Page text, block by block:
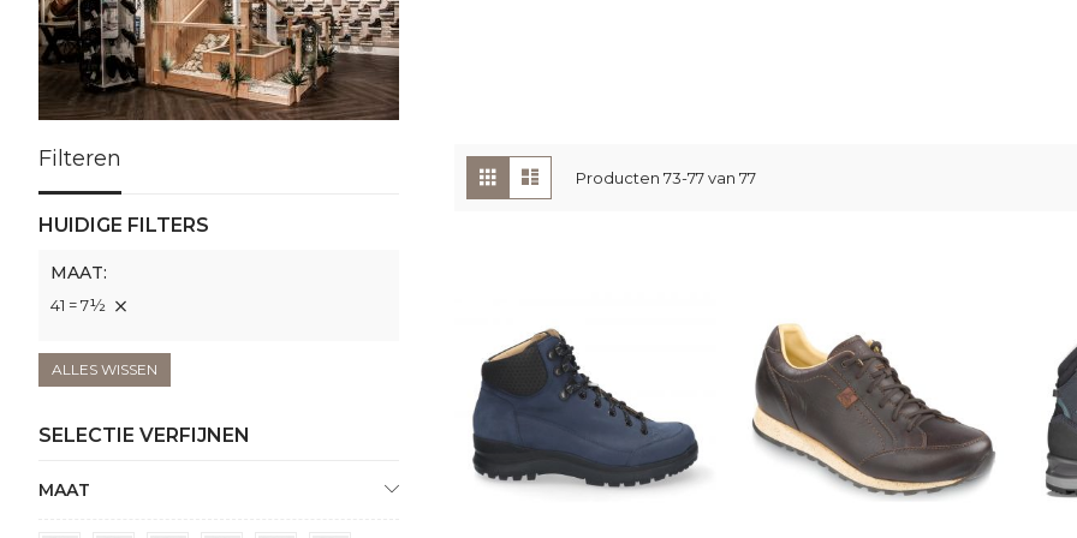
Tonen
als
Foto-
tabel
Producten 73-77van 77
Filteren
HUIDIGE FILTERS
MAAT
41 = 7½
ALLES WISSEN
SELECTIE VERFIJNEN
MAAT